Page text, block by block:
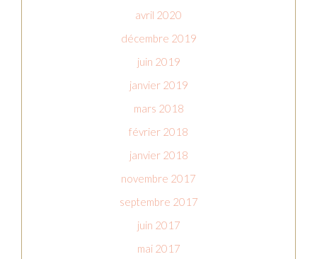
avril 2020
décembre 2019
juin 2019
janvier 2019
mars 2018
février 2018
janvier 2018
novembre 2017
septembre 2017
juin 2017
mai 2017